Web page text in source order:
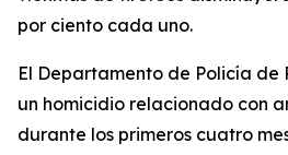
por ciento cada uno.
El Departamento de Policía de
un homicidio relacionado con
durante los primeros cuatro